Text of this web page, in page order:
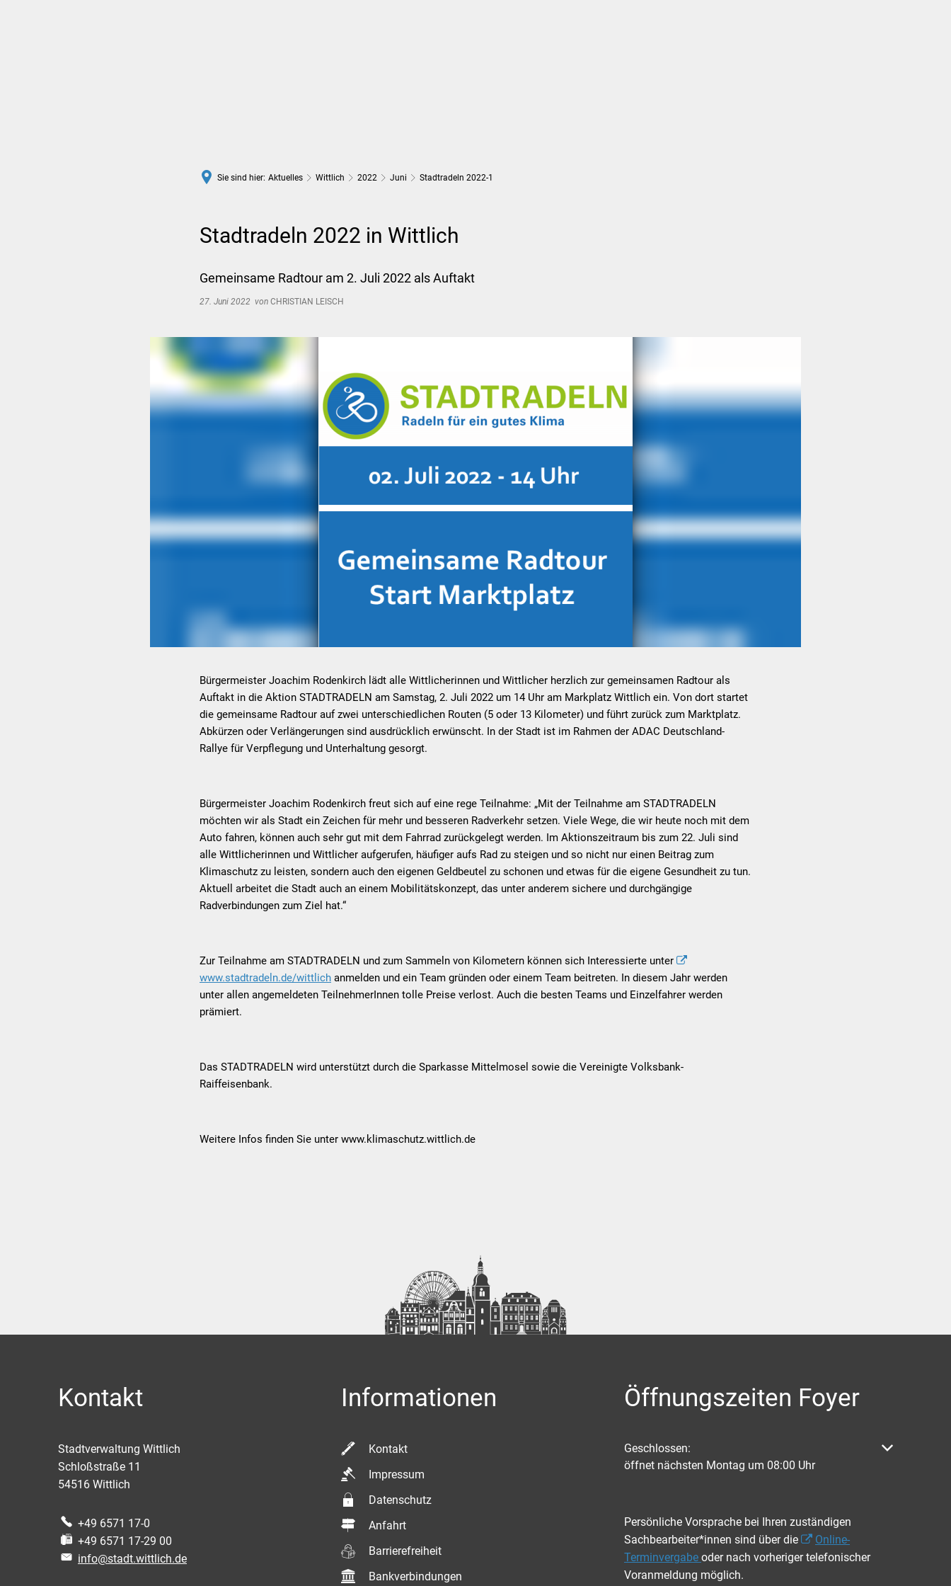
Sie sind hier: Aktuelles Wittlich 2022 Juni Stadtradeln 2022-1
Stadtradeln 2022 in Wittlich
Gemeinsame Radtour am 2. Juli 2022 als Auftakt
27. Juni 2022 von CHRISTIAN LEISCH
Bürgermeister Joachim Rodenkirch lädt alle Wittlicherinnen und Wittlicher herzlich zur gemeinsamen Radtour als
Auftakt in die Aktion STADTRADELN am Samstag, 2. Juli 2022 um 14 Uhr am Markplatz Wittlich ein. Von dort startet
die gemeinsame Radtour auf zwei unterschiedlichen Routen (5 oder 13 Kilometer) und führt zurück zum Marktplatz.
Abkürzen oder Verlängerungen sind ausdrücklich erwünscht. In der Stadt ist im Rahmen der ADAC Deutschland-
Rallye für Verpflegung und Unterhaltung gesorgt.
Bürgermeister Joachim Rodenkirch freut sich auf eine rege Teilnahme: „Mit der Teilnahme am STADTRADELN
möchten wir als Stadt ein Zeichen für mehr und besseren Radverkehr setzen. Viele Wege, die wir heute noch mit dem
Auto fahren, können auch sehr gut mit dem Fahrrad zurückgelegt werden. Im Aktionszeitraum bis zum 22. Juli sind
alle Wittlicherinnen und Wittlicher aufgerufen, häufiger aufs Rad zu steigen und so nicht nur einen Beitrag zum
Klimaschutz zu leisten, sondern auch den eigenen Geldbeutel zu schonen und etwas für die eigene Gesundheit zu tun.
Aktuell arbeitet die Stadt auch an einem Mobilitätskonzept, das unter anderem sichere und durchgängige
Radverbindungen zum Ziel hat.“
Zur Teilnahme am STADTRADELN und zum Sammeln von Kilometern können sich Interessierte unter
www.stadtradeln.de/wittlich anmelden und ein Team gründen oder einem Team beitreten. In diesem Jahr werden
unter allen angemeldeten TeilnehmerInnen tolle Preise verlost. Auch die besten Teams und Einzelfahrer werden
prämiert.
Das STADTRADELN wird unterstützt durch die Sparkasse Mittelmosel sowie die Vereinigte Volksbank-
Raiffeisenbank.
Weitere Infos finden Sie unter www.klimaschutz.wittlich.de
Kontakt
Stadtverwaltung Wittlich
Schloßstraße 11
54516 Wittlich
+49 6571 17-0
+49 6571 17-29 00
info@stadt.wittlich.de
Informationen
Kontakt
Impressum
Datenschutz
Anfahrt
Barrierefreiheit
Bankverbindungen
Öffnungszeiten Foyer
Klicken, um weitere Öffnungs- oder Schließzeiten auszublenden
Geschlossen:
öffnet nächsten Montag um 08:00 Uhr
Persönliche Vorsprache bei Ihren zuständigen
Sachbearbeiter*innen sind über die
Online-
Terminvergabe oder nach vorheriger telefonischer
Voranmeldung möglich.